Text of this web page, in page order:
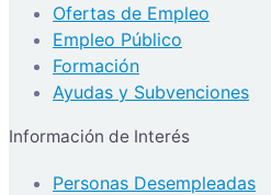
Ofertas de Empleo
Empleo Público
Formación
Ayudas y Subvenciones
Información de Interés
Personas Desempleadas